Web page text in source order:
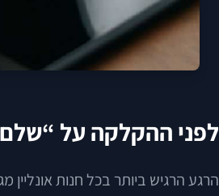
לפני ההקלקה על
הרגע הרגיש ביותר בכל חנות